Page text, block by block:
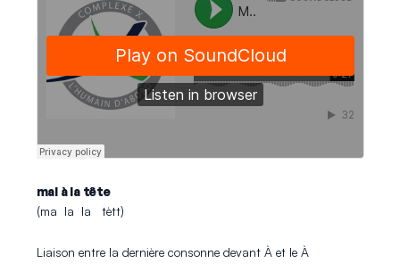
mal à la tête
(ma la la tètt)
Liaison entre la dernière consonne devant À et le À